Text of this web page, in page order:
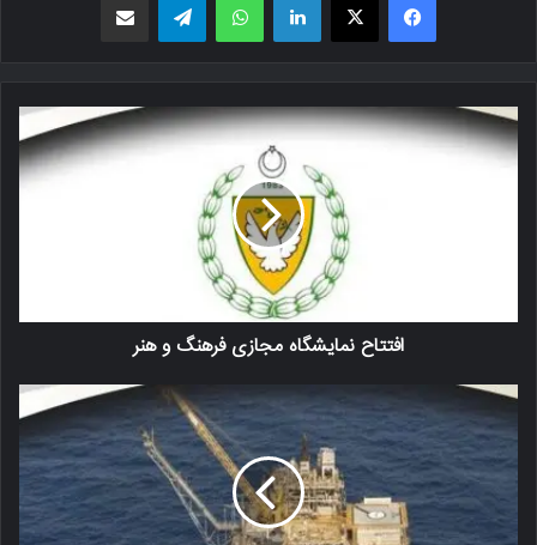
افتتاح نمایشگاه مجازی فرهنگ و هنر